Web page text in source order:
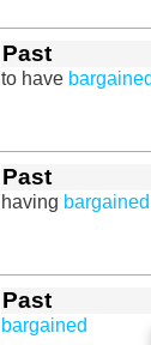
Past
to have bargained
Past
having bargained
Past
bargained